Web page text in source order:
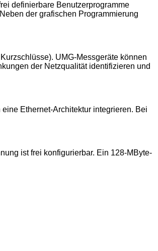
definierbare Benutzerprogramme
der grafischen Programmierung
UMG-Messgeräte können
der Netzqualität identifizieren und
Ethernet-Architektur integrieren. Bei
ist frei konfigurierbar. Ein 128-MByte-